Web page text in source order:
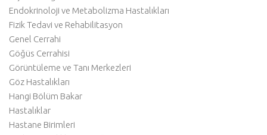
Endokrinoloji ve Metabolizma Hastalıkları
Fizik Tedavi ve Rehabilitasyon
Genel Cerrahi
Göğüs Cerrahisi
Görüntüleme ve Tanı Merkezleri
Göz Hastalıkları
Hangi Bölüm Bakar
Hastalıklar
Hastane Birimleri